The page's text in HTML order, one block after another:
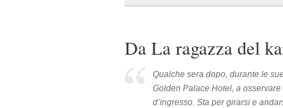
Da La ragazza del
Qualche sera dopo, durante le
Golden Palace Hotel, a
d’ingresso. Sta per girarsi e